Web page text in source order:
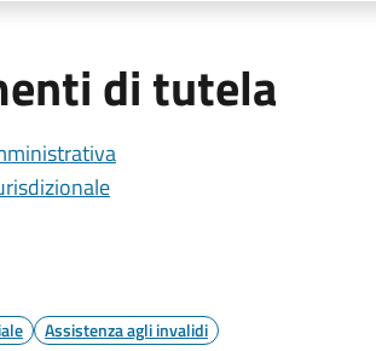
di tutela
Assistenza agli invalidi